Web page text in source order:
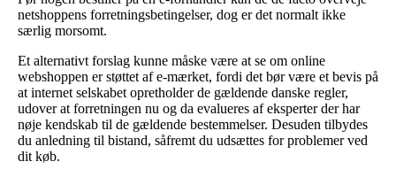
netshoppens forretningsbetingelser, dog er det normalt ikke
særlig morsomt.
Et alternativt forslag kunne måske være at se om online
webshoppen er støttet af e-mærket, fordi det bør være et bevis på
at internet selskabet opretholder de gældende danske regler,
udover at forretningen nu og da evalueres af eksperter der har
nøje kendskab til de gældende bestemmelser. Desuden tilbydes
du anledning til bistand, såfremt du udsættes for problemer ved
dit køb.